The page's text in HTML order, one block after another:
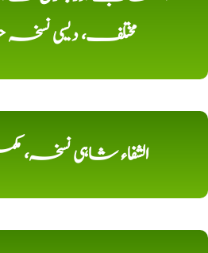
مختلف، دیسی
الشفاء شاہی نسخہ،